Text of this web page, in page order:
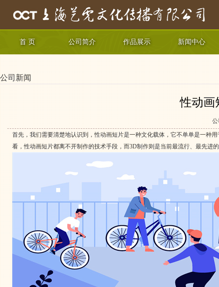
首 页 公司简介 作品展示 新闻中心
公司新闻
性动画
公
首先，我们需要清楚地认识到，性动画短片是一种文化载体，它不单单是一种
看，性动画短片都离不开制作的技术手段，而3D制作则是当前最流行、最先进